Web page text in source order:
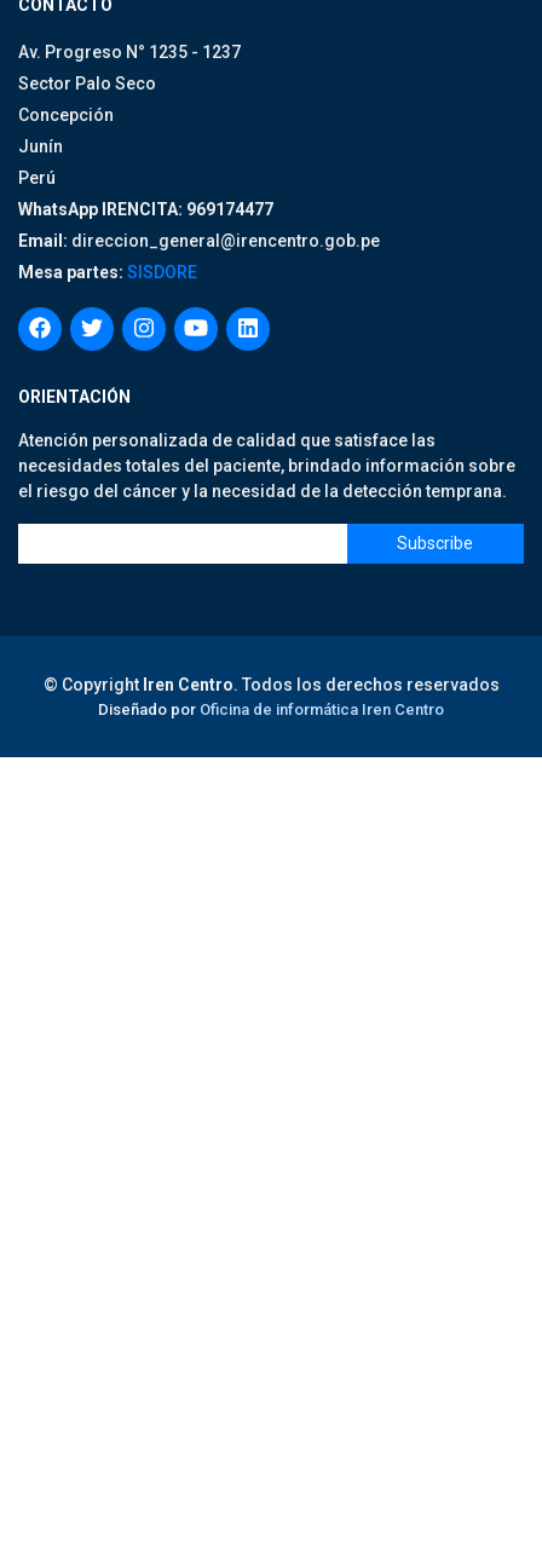
CONTACTO
Av. Progreso N° 1235 - 1237
Sector Palo Seco
Concepción
Junín
Perú
WhatsApp IRENCITA: 969174477
Email: direccion_general@irencentro.gob.pe
Mesa partes: SISDORE
ORIENTACIÓN
Atención personalizada de calidad que satisface las
necesidades totales del paciente, brindado información sobre
el riesgo del cáncer y la necesidad de la detección temprana.
© Copyright Iren Centro. Todos los derechos reservados
Diseñado por Oficina de informática Iren Centro